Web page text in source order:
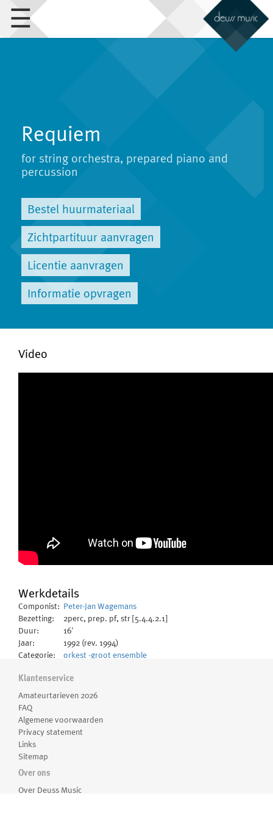
☰
Requiem
for string orchestra, prepared piano and
percussion
Bestel huurmateriaal
Zichtpartituur aanvragen
Licentie aanvragen
Informatie opvragen
Video
Werkdetails
Componist: Peter-Jan Wagemans
Bezetting: 2perc, prep. pf, str [5.4.4.2.1]
Duur:
16'
Jaar:
1992 (rev. 1994)
Categorie:
orkest -groot ensemble
Geschreven op verzoek van het Arion Ensemble met
financiele steun van het Fonds voor de Scheppende
Toonkunst.
Wilt u dit werk spelen of op een andere manier gebruiken,
dan gerust contact met ons op
Klantenservice
Amateurtarieven 2026
FAQ
Algemene voorwaarden
Privacy statement
Links
Sitemap
Over ons
Over Deuss Music